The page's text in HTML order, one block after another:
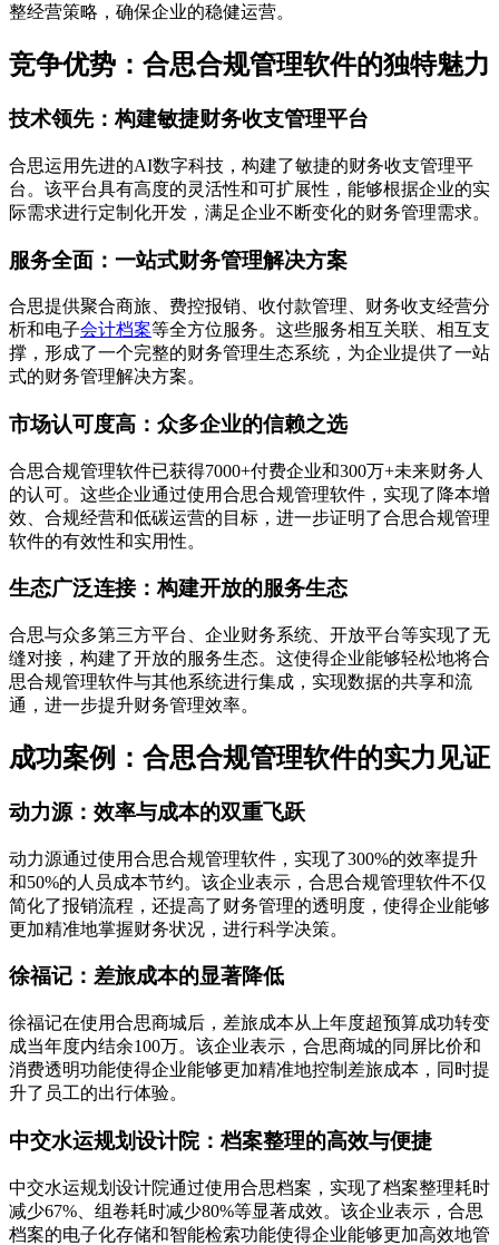
整经营策略，确保企业的稳健运营。
竞争优势：合思合规管理软件的独特魅力
技术领先：构建敏捷财务收支管理平台
合思运用先进的AI数字科技，构建了敏捷的财务收支管理平
台。该平台具有高度的灵活性和可扩展性，能够根据企业的实
际需求进行定制化开发，满足企业不断变化的财务管理需求。
服务全面：一站式财务管理解决方案
合思提供聚合商旅、费控报销、收付款管理、财务收支经营分
析和电子会计档案等全方位服务。这些服务相互关联、相互支
撑，形成了一个完整的财务管理生态系统，为企业提供了一站
式的财务管理解决方案。
市场认可度高：众多企业的信赖之选
合思合规管理软件已获得7000+付费企业和300万+未来财务人
的认可。这些企业通过使用合思合规管理软件，实现了降本增
效、合规经营和低碳运营的目标，进一步证明了合思合规管理
软件的有效性和实用性。
生态广泛连接：构建开放的服务生态
合思与众多第三方平台、企业财务系统、开放平台等实现了无
缝对接，构建了开放的服务生态。这使得企业能够轻松地将合
思合规管理软件与其他系统进行集成，实现数据的共享和流
通，进一步提升财务管理效率。
成功案例：合思合规管理软件的实力见证
动力源：效率与成本的双重飞跃
动力源通过使用合思合规管理软件，实现了300%的效率提升
和50%的人员成本节约。该企业表示，合思合规管理软件不仅
简化了报销流程，还提高了财务管理的透明度，使得企业能够
更加精准地掌握财务状况，进行科学决策。
徐福记：差旅成本的显著降低
徐福记在使用合思商城后，差旅成本从上年度超预算成功转变
成当年度内结余100万。该企业表示，合思商城的同屏比价和
消费透明功能使得企业能够更加精准地控制差旅成本，同时提
升了员工的出行体验。
中交水运规划设计院：档案整理的高效与便捷
中交水运规划设计院通过使用合思档案，实现了档案整理耗时
减少67%、组卷耗时减少80%等显著成效。该企业表示，合思
档案的电子化存储和智能检索功能使得企业能够更加高效地管